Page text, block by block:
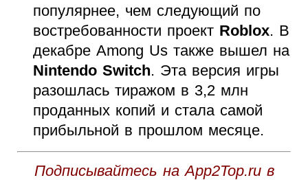
популярнее, чем следующий по
востребованности проект Roblox. В
декабре Among Us также вышел на
Nintendo Switch. Эта версия игры
разошлась тиражом в 3,2 млн
проданных копий и стала самой
прибыльной в прошлом месяце.
Подписывайтесь на App2Top.ru в